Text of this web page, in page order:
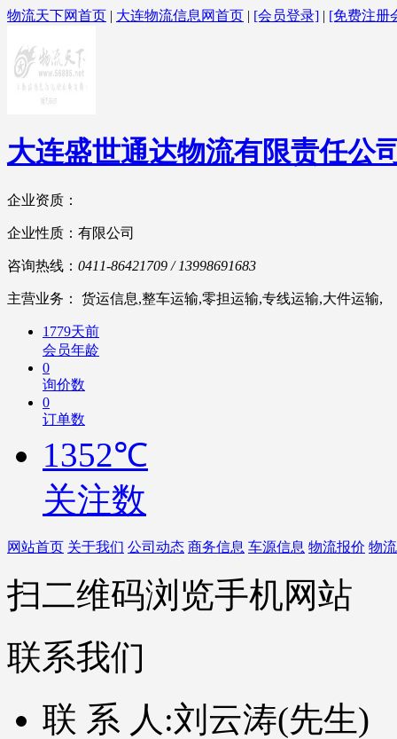
物流天下网首页 | 大连物流信息网首页 | [会员登录] | [免费注册
大连盛世通达物流有限责任公
企业资质：
企业性质：有限公司
咨询热线： 0411-86421709 / 13998691683
主营业务： 货运信息,整车运输,零担运输,专线运输,大件运输,
1779天前
会员年龄
0
询价数
0
订单数
1352℃
关注数
网站首页 关于我们 公司动态 商务信息 车源信息 物流报价 物
扫二维码浏览手机网站
联系我们
联 系 人:刘云涛(先生)